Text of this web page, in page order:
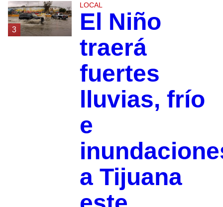
3
LOCAL
El Niño
traerá
fuertes
lluvias, frío
e
a Tijuana